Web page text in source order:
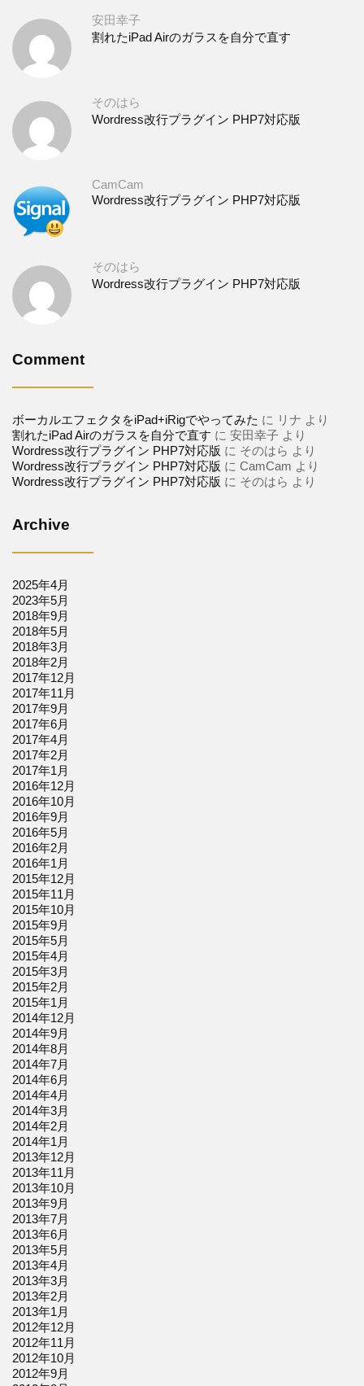
安田幸子
割れたiPad Airのガラスを自分で直す
そのはら
Wordress改行プラグイン PHP7対応版
CamCam
Wordress改行プラグイン PHP7対応版
そのはら
Wordress改行プラグイン PHP7対応版
Comment
ボーカルエフェクタをiPad+iRigでやってみた に リナ より
割れたiPad Airのガラスを自分で直す に 安田幸子 より
Wordress改行プラグイン PHP7対応版 に そのはら より
Wordress改行プラグイン PHP7対応版 に CamCam より
Wordress改行プラグイン PHP7対応版 に そのはら より
Archive
2025年4月
2023年5月
2018年9月
2018年5月
2018年3月
2018年2月
2017年12月
2017年11月
2017年9月
2017年6月
2017年4月
2017年2月
2017年1月
2016年12月
2016年10月
2016年9月
2016年5月
2016年2月
2016年1月
2015年12月
2015年11月
2015年10月
2015年9月
2015年5月
2015年4月
2015年3月
2015年2月
2015年1月
2014年12月
2014年9月
2014年8月
2014年7月
2014年6月
2014年4月
2014年3月
2014年2月
2014年1月
2013年12月
2013年11月
2013年10月
2013年9月
2013年7月
2013年6月
2013年5月
2013年4月
2013年3月
2013年2月
2013年1月
2012年12月
2012年11月
2012年10月
2012年9月